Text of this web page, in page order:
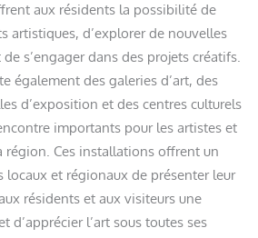
aux résidents la possibilité de
artistiques, d’explorer de nouvelles
s’engager dans des projets créatifs.
également des galeries d’art, des
d’exposition et des centres culturels
importants pour les artistes et
région. Ces installations offrent un
locaux et régionaux de présenter leur
résidents et aux visiteurs une
d’apprécier l’art sous toutes ses